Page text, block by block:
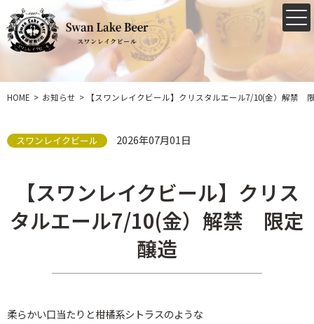
HOME お知らせ 【スワンレイクビール】クリスタルエール7/10(金）解禁
スワンレイクビール 2026年07月01日
【スワンレイクビール】クリス
タルエール7/10(金）解禁 限定
醸造
柔らかい口当たりと柑橘系シトラスのような